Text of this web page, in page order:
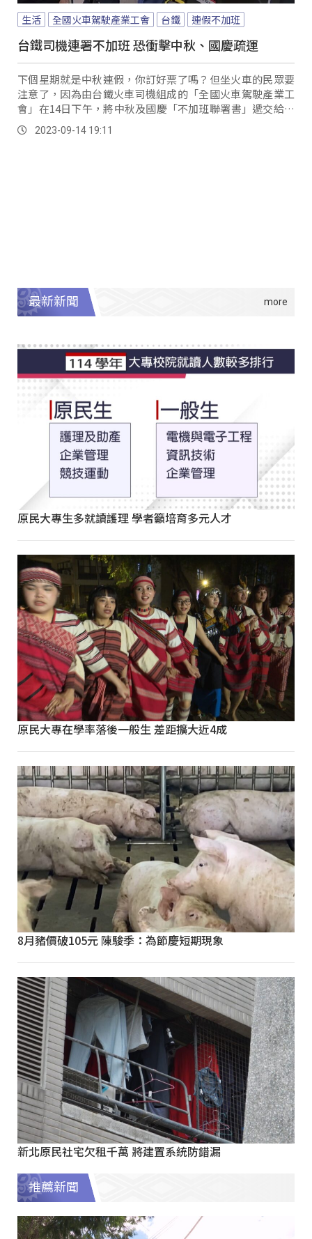
生活 全國火車駕駛產業工會 台鐵 連假不加班
台鐵司機連署不加班 恐衝擊中秋、國慶疏運
下個星期就是中秋連假，你訂好票了嗎？但坐火車的民眾要
注意了，因為由台鐵火車司機組成的「全國火車駕駛產業工
會」在14日下午，將中秋及國慶「不加班聯署書」遞交給台
鐵。2023-09-14 19:11
最新新聞
原民大專生多就讀護理 學者籲培育多元人才
原民大專在學率落後一般生 差距擴大近4成
8月豬價破105元 陳駿季：為節慶短期現象
新北原民社宅欠租千萬 將建置系統防錯漏
推薦新聞